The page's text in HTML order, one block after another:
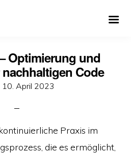
Optimierung und
Code
Veröffentlicht
10. April 2023
Praxis im
die es ermöglicht,